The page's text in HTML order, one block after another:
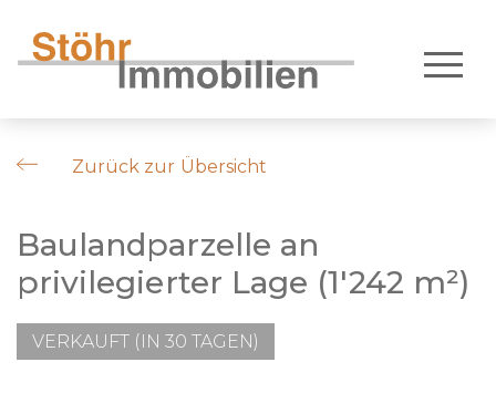
Zurück zur Übersicht
Baulandparzelle an
privilegierter Lage (1'242 m²)
VERKAUFT (IN 30 TAGEN)